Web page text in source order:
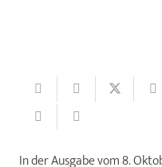
In der Ausgabe vom 8.